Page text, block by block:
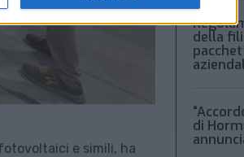
e simili, ha
della
di